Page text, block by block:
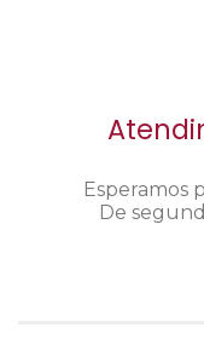
Esperamos
De